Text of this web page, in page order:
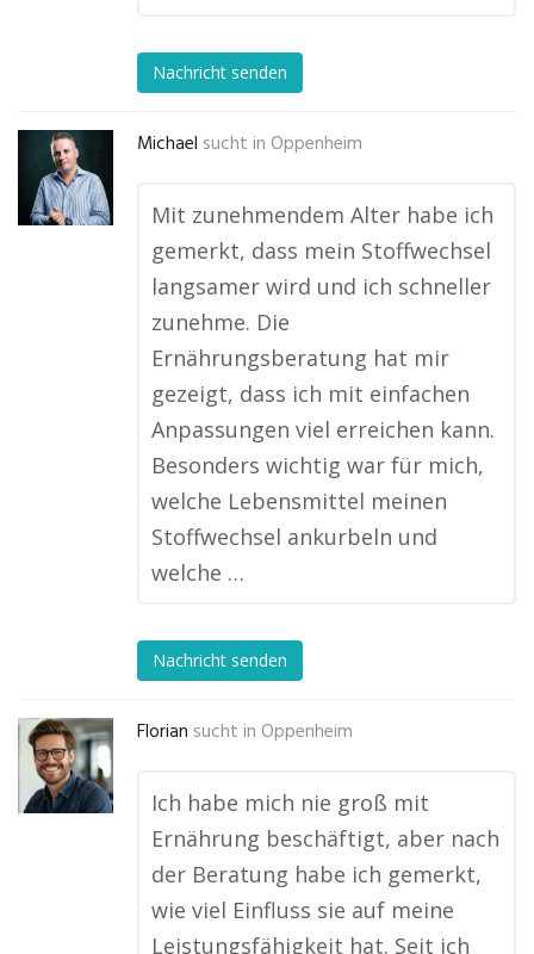
Nachricht senden
Michael sucht in Oppenheim
Mit zunehmendem Alter habe ich
gemerkt, dass mein Stoffwechsel
langsamer wird und ich schneller
zunehme. Die
Ernährungsberatung hat mir
gezeigt, dass ich mit einfachen
Anpassungen viel erreichen kann.
Besonders wichtig war für mich,
welche Lebensmittel meinen
Stoffwechsel ankurbeln und
welche …
Nachricht senden
Florian sucht in Oppenheim
Ich habe mich nie groß mit
Ernährung beschäftigt, aber nach
der Beratung habe ich gemerkt,
wie viel Einfluss sie auf meine
Leistungsfähigkeit hat. Seit ich